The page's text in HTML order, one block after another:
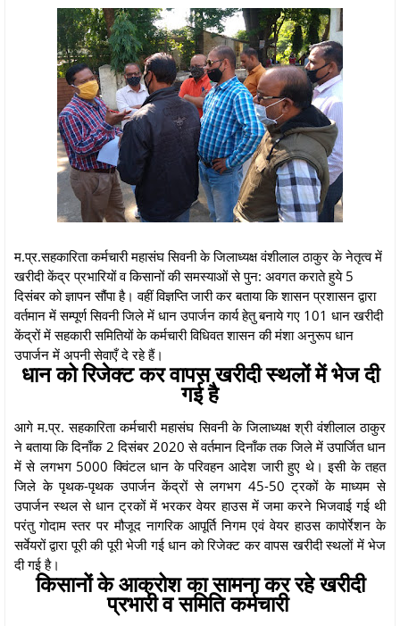
म.प्र.सहकारिता कर्मचारी महासंघ सिवनी के जिलाध्यक्ष वंशीलाल ठाकुर के नेतृत्व में
खरीदी केंद्र प्रभारियों व किसानों की समस्याओं से पुन: अवगत कराते हुये 5
दिसंबर को ज्ञापन सौंपा है। वहीं विज्ञप्ति जारी कर बताया कि शासन प्रशासन द्वारा
वर्तमान में सम्पूर्ण सिवनी जिले में धान उपार्जन कार्य हेतु बनाये गए 101 धान खरीदी
केंद्रों में सहकारी समितियों के कर्मचारी विधिवत शासन की मंशा अनुरूप धान
उपार्जन में अपनी सेवाएँ दे रहे हैं।
धान को रिजेक्ट कर वापस खरीदी स्थलों में भेज दी
गई है
आगे म.प्र. सहकारिता कर्मचारी महासंघ सिवनी के जिलाध्यक्ष श्री वंशीलाल ठाकुर
ने बताया कि दिनाँक 2 दिसंबर 2020 से वर्तमान दिनाँक तक जिले में उपार्जित धान
में से लगभग 5000 क्विंटल धान के परिवहन आदेश जारी हुए थे। इसी के तहत
जिले के पृथक-पृथक उपार्जन केंद्रों से लगभग 45-50 ट्रकों के माध्यम से
उपार्जन स्थल से धान ट्रकों में भरकर वेयर हाउस में जमा करने भिजवाई गई थी
परंतु गोदाम स्तर पर मौजूद नागरिक आपूर्ति निगम एवं वेयर हाउस कापोर्रेशन के
सर्वेयरों द्वारा पूरी की पूरी भेजी गई धान को रिजेक्ट कर वापस खरीदी स्थलों में भेज
दी गई है।
किसानों के आक्रोश का सामना कर रहे खरीदी
प्रभारी व समिति कर्मचारी